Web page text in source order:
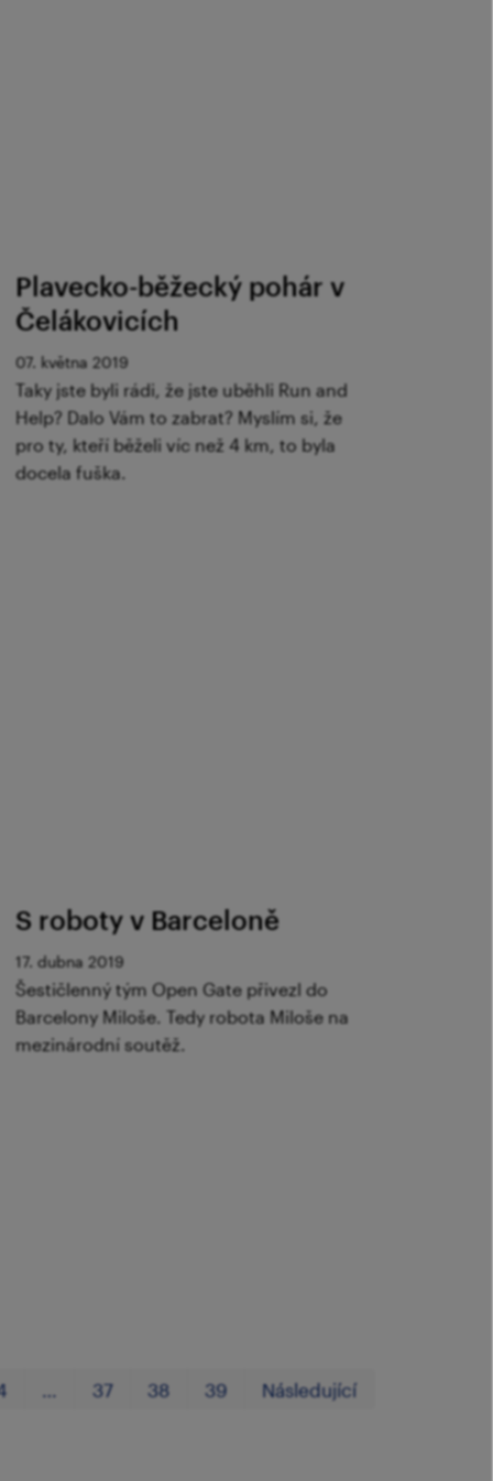
Plavecko-běžecký pohár v
Čelákovicích
07. května 2019
Taky jste byli rádi, že jste uběhli Run and
Help? Dalo Vám to zabrat? Myslím si, že
pro ty, kteří běželi víc než 4 km, to byla
docela fuška.
S roboty v Barceloně
17. dubna 2019
Šestičlenný tým Open Gate přivezl do
Barcelony Miloše. Tedy robota Miloše na
mezinárodní soutěž.
37 38 39 Následující